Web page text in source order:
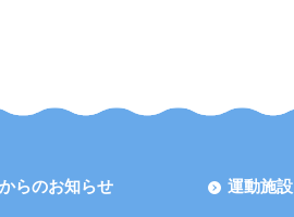
らのお知らせ 運動施設